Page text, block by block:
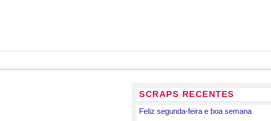
SCRAPS RECENTES
Feliz segunda-feira e boa semana